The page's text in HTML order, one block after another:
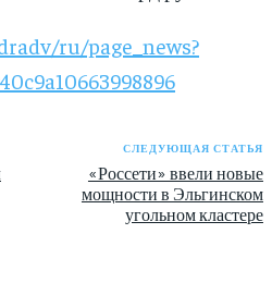
ru/page_news?
СЛЕДУЮЩАЯ СТАТЬЯ
«Россети» ввели новые
мощности в Эльгинском
угольном кластере